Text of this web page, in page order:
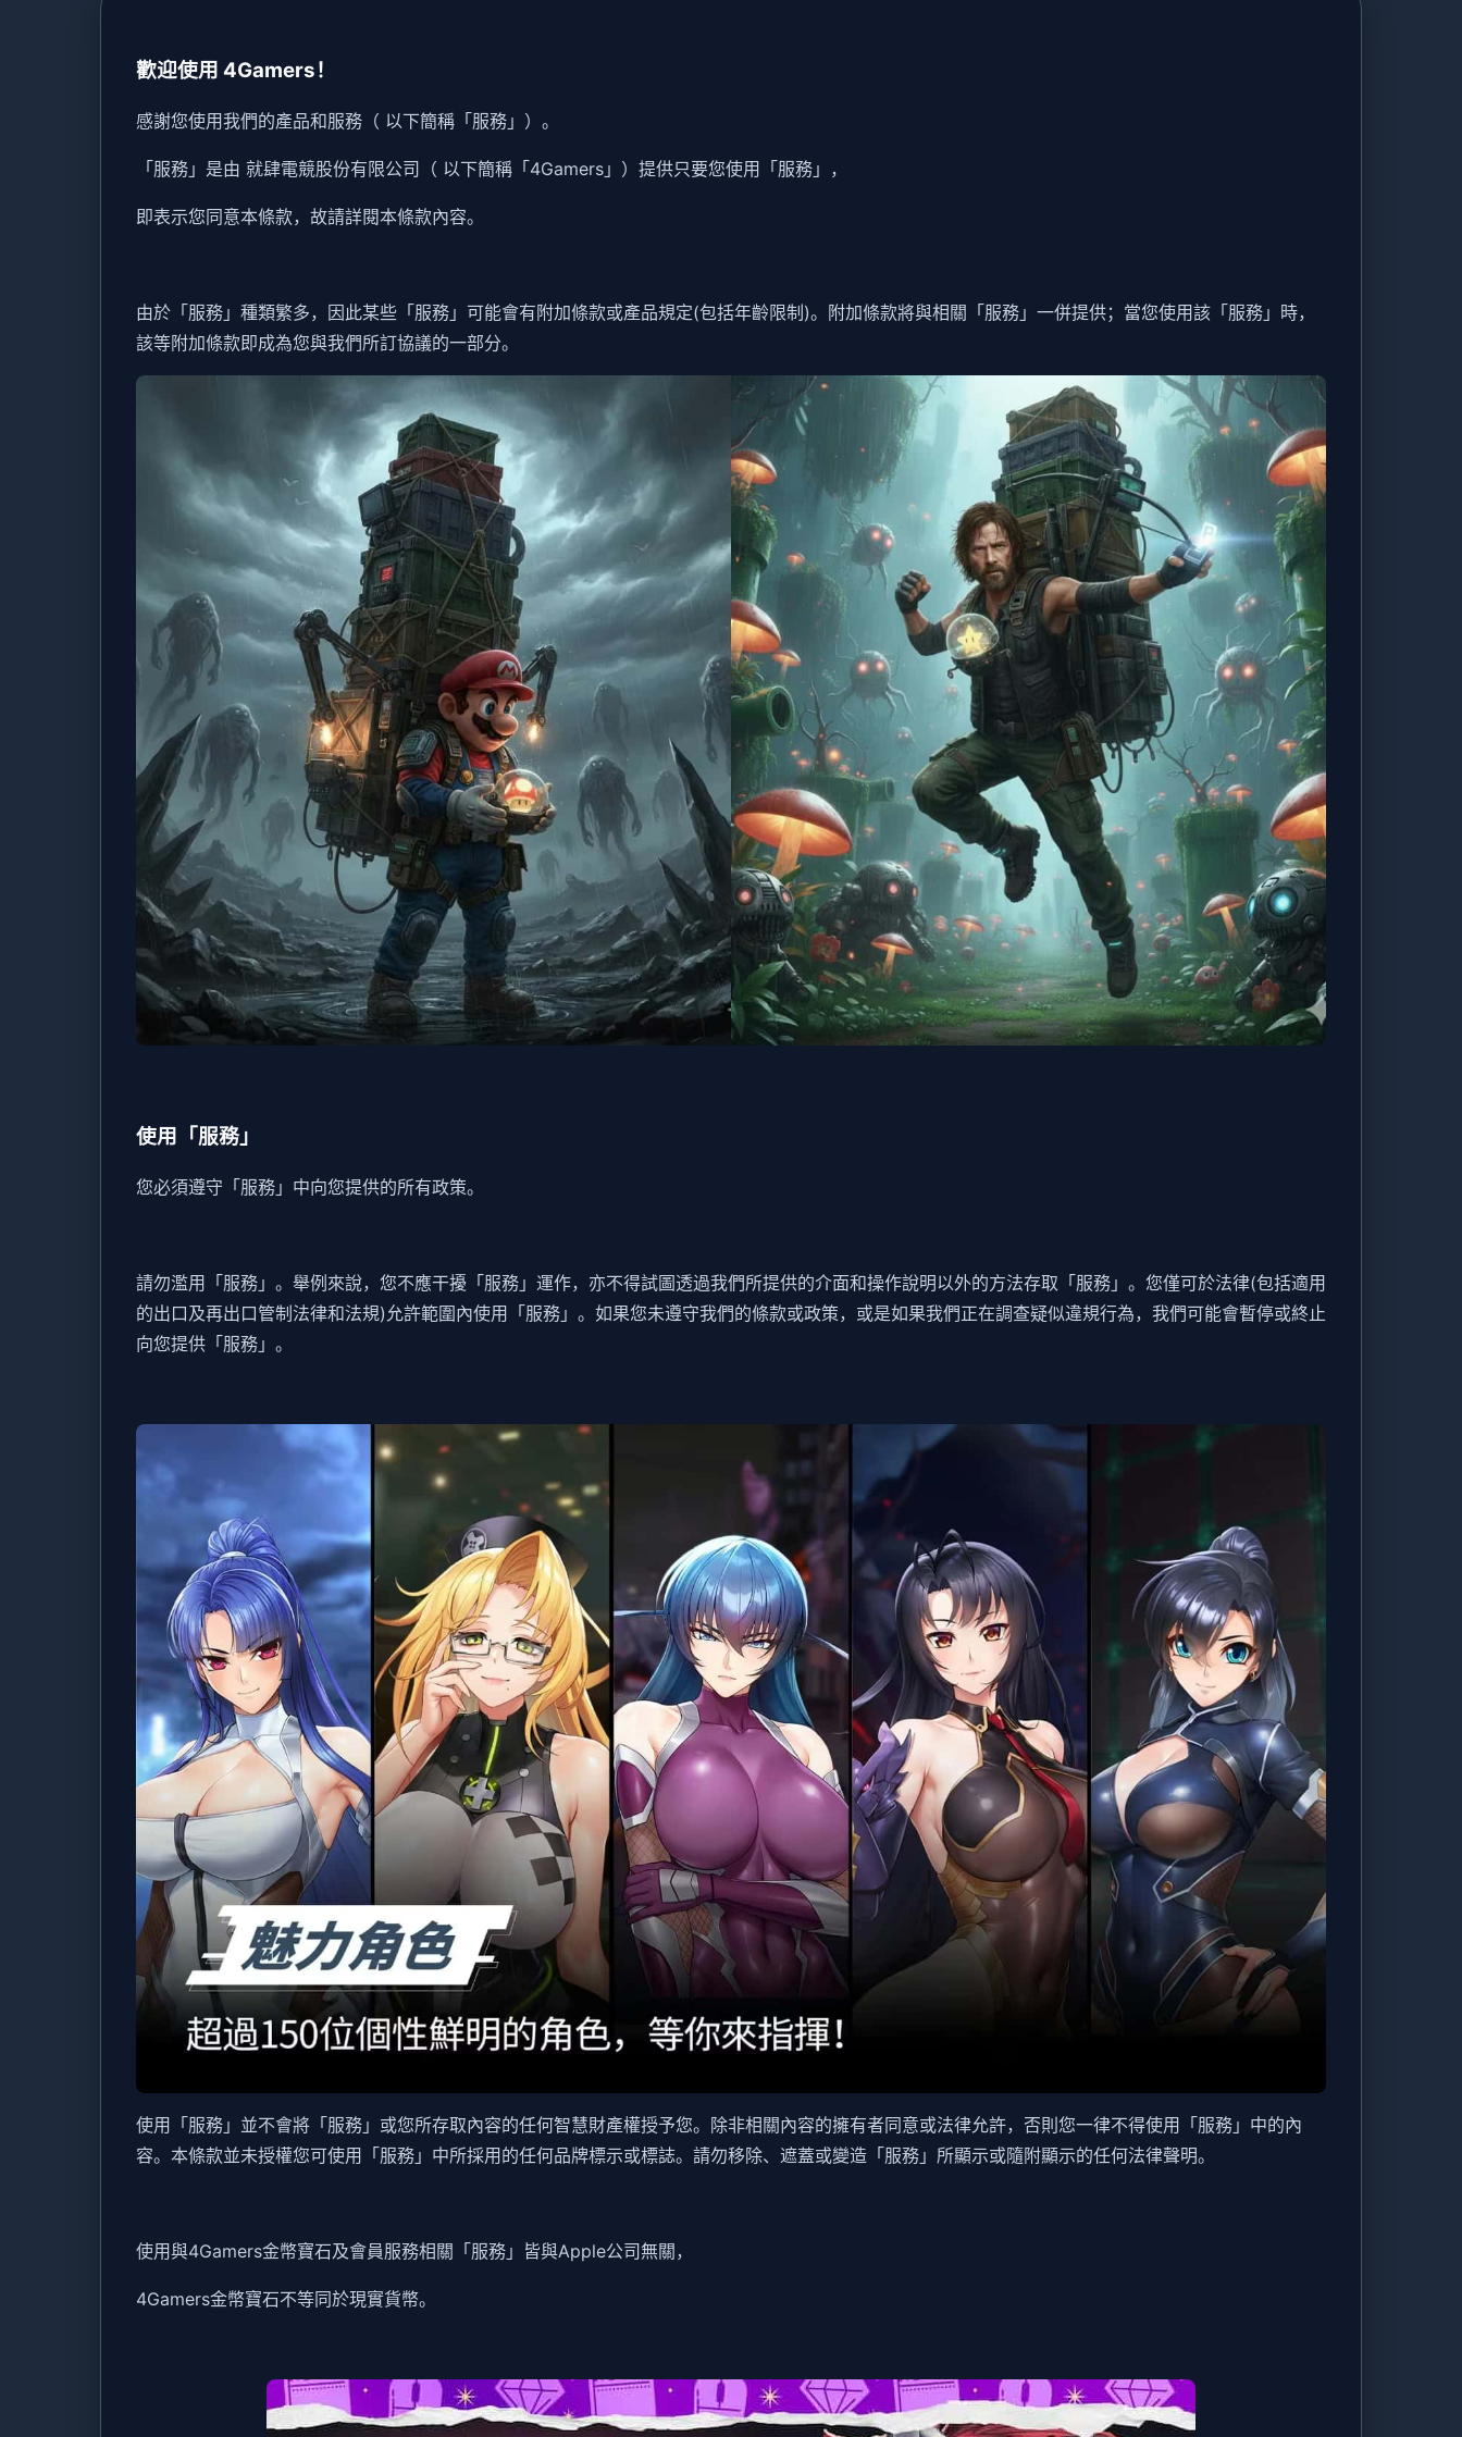
歡迎使用 4Gamers！
感謝您使用我們的產品和服務（ 以下簡稱「服務」）。
「服務」是由 就肆電競股份有限公司（ 以下簡稱「4Gamers」）提供只要您使用「服務」，
即表示您同意本條款，故請詳閱本條款內容。
由於「服務」種類繁多，因此某些「服務」可能會有附加條款或產品規定(包括年齡限制)。附加條款將與相關「服務」一併提供；當您使用該「服務」時，
該等附加條款即成為您與我們所訂協議的一部分。
使用「服務」
您必須遵守「服務」中向您提供的所有政策。
請勿濫用「服務」。舉例來說，您不應干擾「服務」運作，亦不得試圖透過我們所提供的介面和操作說明以外的方法存取「服務」。您僅可於法律(包括適用
的出口及再出口管制法律和法規)允許範圍內使用「服務」。如果您未遵守我們的條款或政策，或是如果我們正在調查疑似違規行為，我們可能會暫停或終止
向您提供「服務」。
使用「服務」並不會將「服務」或您所存取內容的任何智慧財產權授予您。除非相關內容的擁有者同意或法律允許，否則您一律不得使用「服務」中的內
容。本條款並未授權您可使用「服務」中所採用的任何品牌標示或標誌。請勿移除、遮蓋或變造「服務」所顯示或隨附顯示的任何法律聲明。
使用與4Gamers金幣寶石及會員服務相關「服務」皆與Apple公司無關，
4Gamers金幣寶石不等同於現實貨幣。